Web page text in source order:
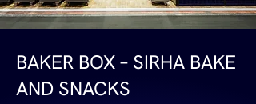
BAKER BOX – SIRHA BAKE
AND SNACKS